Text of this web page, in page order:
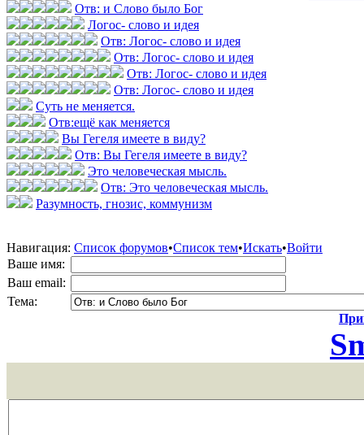
Отв: и Слово было Бог
Логос- слово и идея
Отв: Логос- слово и идея
Отв: Логос- слово и идея
Отв: Логос- слово и идея
Отв: Логос- слово и идея
Суть не меняется.
Отв:ещё как меняется
Вы Гегеля имеете в виду?
Отв: Вы Гегеля имеете в виду?
Это человеческая мысль.
Отв: Это человеческая мысль.
Разумность, гнозис, коммунизм
Навигация: Список форумов•Список тем•Искать•Войти
Ваше имя:
Ваш email:
Тема: